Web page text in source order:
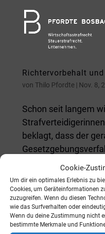
Cookie-
Um dir ein optimales Erlebnis zu
Cookies, um Geräteinformationen
zuzugreifen. Wenn du diesen
wie das Surfverhalten oder
Wenn du deine Zustimmung nicht
bestimmte Merkmale und
Richtervorbehalt und
von Thilo Pfordte| Nov. 8,
Schon seit langem
beklagt, dass der
Beruhigung der
Richtervorbehalt nur
Schwert ist. Die